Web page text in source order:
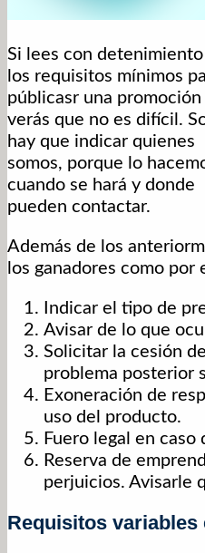
Si lees con detenimiento
los requisitos mínimos
públicasr una promoción
verás que no es difícil.
hay que indicar quienes
somos, porque lo
cuando se hará y donde
pueden contactar.
Además de los
los ganadores como por
Indicar el tipo de
Avisar de lo que
Solicitar la cesión
problema posterior
Exoneración de
uso del producto.
Fuero legal en caso
Reserva de
perjuicios. Avisarle
Requisitos